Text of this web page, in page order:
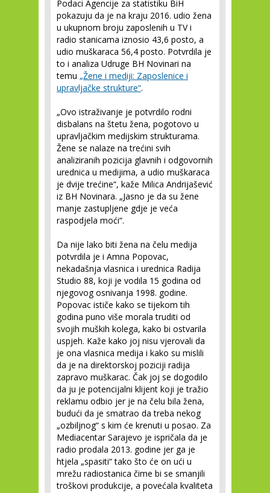
Podaci Agencije za statistiku BiH
pokazuju da je na kraju 2016. udio žena
u ukupnom broju zaposlenih u TV i
radio stanicama iznosio 43,6 posto, a
udio muškaraca 56,4 posto. Potvrdila je
to i analiza Udruge BH Novinari na
temu „Žene i mediji: Zaposlenice i
upravljačke strukture“.
„Ovo istraživanje je potvrdilo rodni
disbalans na štetu žena, pogotovo u
upravljačkim medijskim strukturama.
Žene se nalaze na trećini svih
analiziranih pozicija glavnih i odgovornih
urednica u medijima, a udio muškaraca
je dvije trećine“, kaže Milica Andrijašević
iz BH Novinara. „Jasno je da su žene
manje zastupljene gdje je veća
raspodjela moći“.
Da nije lako biti žena na čelu medija
potvrdila je i Amna Popovac,
nekadašnja vlasnica i urednica Radija
Studio 88, koji je vodila 15 godina od
njegovog osnivanja 1998. godine.
Popovac ističe kako se tijekom tih
godina puno više morala truditi od
svojih muških kolega, kako bi ostvarila
uspjeh. Kaže kako joj nisu vjerovali da
je ona vlasnica medija i kako su mislili
da je na direktorskoj poziciji radija
zapravo muškarac. Čak joj se dogodilo
da ju je potencijalni klijent koji je tražio
reklamu odbio jer je na čelu bila žena,
budući da je smatrao da treba nekog
„ozbiljnog“ s kim će krenuti u posao. Za
Mediacentar Sarajevo je ispričala da je
radio prodala 2013. godine jer ga je
htjela „spasiti“ tako što će on ući u
mrežu radiostanica čime bi se smanjili
troškovi produkcije, a povećala kvaliteta